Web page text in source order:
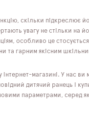
скільки підкреслює
увагу не стільки на
особливо це
та гарним якісним
магазині. У нас
дитячий ранець і
параметрами, серед